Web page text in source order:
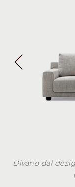
Divano dal